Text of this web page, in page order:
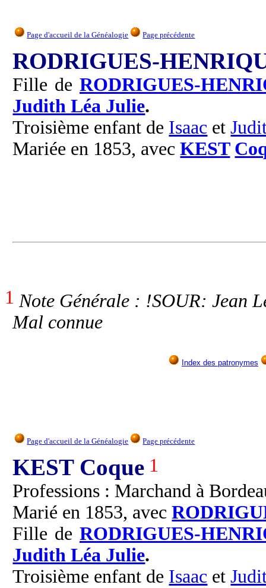
Page d'accueil de la Généalogie Page précédente
RODRIGUES-
Fille de RODRIGUES-
Judith Léa Julie.
Troisième enfant de Isaac et
Mariée en 1853, avecKEST
1 Note Générale : !SOUR: Jean
Mal connue
Index des patronymes
Page d'accueil de la Généalogie Page précédente
KEST Coque 1
Professions : Marchand à
Marié en 1853, avec
Fille de RODRIGUES-
Judith Léa Julie.
Troisième enfant de Isaac et